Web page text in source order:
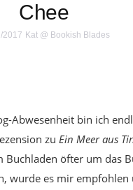
Chee
2017 Kat @ Bookish Blades
Abwesenheit bin ich
zu Ein Meer aus
Buchladen öfter um das
wurde es mir empfohlen